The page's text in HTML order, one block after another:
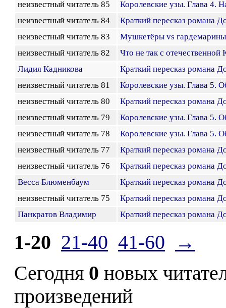
неизвестный читатель 85
Королевские узы. Глава 4.
неизвестный читатель 84
Краткий пересказ романа
неизвестный читатель 83
Мушкетёры vs гардемарины
неизвестный читатель 82
Что не так с
Лидия Кадникова
Краткий пересказ романа
неизвестный читатель 81
Королевские узы. Глава 5.
неизвестный читатель 80
Краткий пересказ романа
неизвестный читатель 79
Королевские узы. Глава 5.
неизвестный читатель 78
Королевские узы. Глава 5.
неизвестный читатель 77
Краткий пересказ романа
неизвестный читатель 76
Краткий пересказ романа
Весса Блюменбаум
Краткий пересказ романа
неизвестный читатель 75
Краткий пересказ романа
Панкратов Владимир
Краткий пересказ романа
1-20 21-40 41-60
→
Сегодня 0 новых
произведений